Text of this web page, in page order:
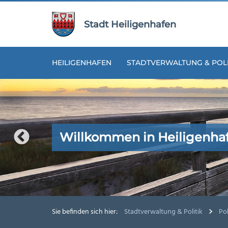
Stadt Heiligenhafen
HEILIGENHAFEN STADTVERWALTUNG &
Willkommen in
Willkommen in
Willkommen in
Willkommen in
Willkommen in
Sie befinden sich hier: Stadtverwaltung & Politik